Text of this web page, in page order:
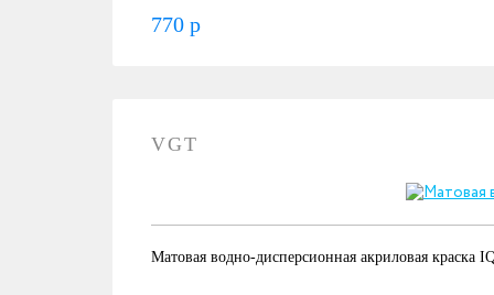
770 р
VGT
Матовая водно-дисперсионная акриловая краска